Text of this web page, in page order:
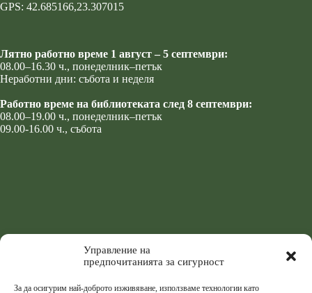
Управление на
предпочитанията за сигурност
За да осигурим най-доброто изживяване, използваме технологии като
GPS: 42.685166,23.307015
Лятно работно време 1 август – 5 септември:
08.00–16.30 ч., понеделник–петък
Неработни дни: събота и неделя
Работно време на библиотеката след 8 септември:
08.00–19.00 ч., понеделник–петък
09.00-16.00 ч., събота